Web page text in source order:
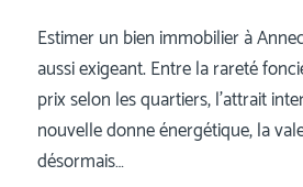
Estimer un bien immobilier à
aussi exigeant. Entre la rareté
prix selon les quartiers, l’attrait
nouvelle donne énergétique, la
désormais…